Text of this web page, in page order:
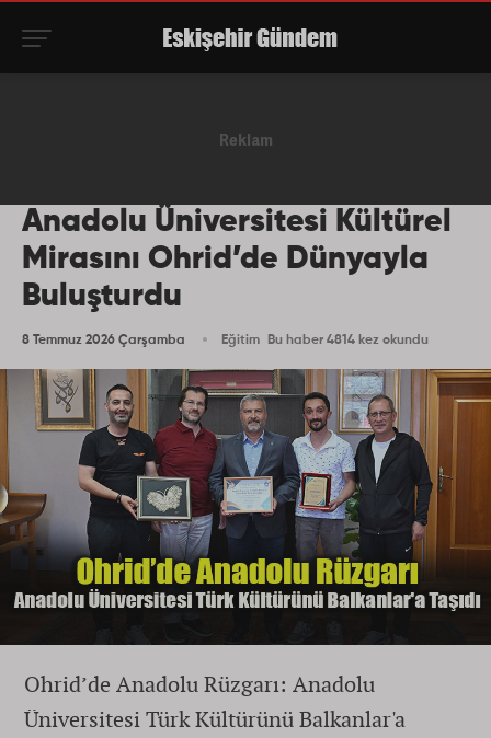
Anadolu Üniversitesi Kültürel
Mirasını Ohrid’de Dünyayla
Buluşturdu
8 Temmuz 2026 Çarşamba Eğitim Bu haber 4814 kez okundu
Ohrid’de Anadolu Rüzgarı: Anadolu
Üniversitesi Türk Kültürünü Balkanlar'a